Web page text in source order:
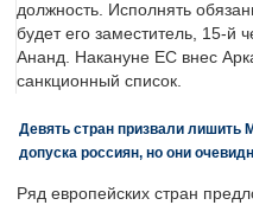
должность. Исполнять
будет его заместитель, 15-й
Ананд. Накануне ЕС внес
санкционный список.
Девять стран призвали лишить
допуска россиян, но они
Ряд европейских стран